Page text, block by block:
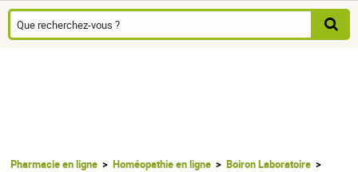
Pharmacie en ligne Homéopathie en ligne
Boiron Laboratoire